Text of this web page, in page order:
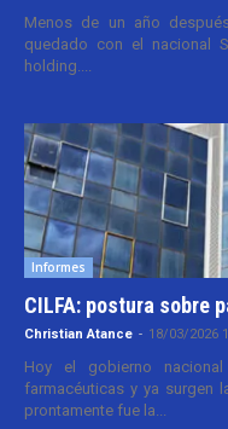
Menos de un año
quedado con el nacional
holding....
Informes
CILFA: postura sobre
Christian Atance - 18/03/2026
Hoy el gobierno
farmacéuticas y ya surgen
prontamente fue la...